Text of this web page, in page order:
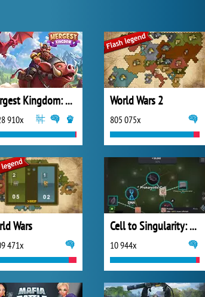
Mergest Kingdom: Merge Puzzle
910x
World Wars 2
805 075x
Wars
471x
Cell to Singularity: Evolution
10 944x